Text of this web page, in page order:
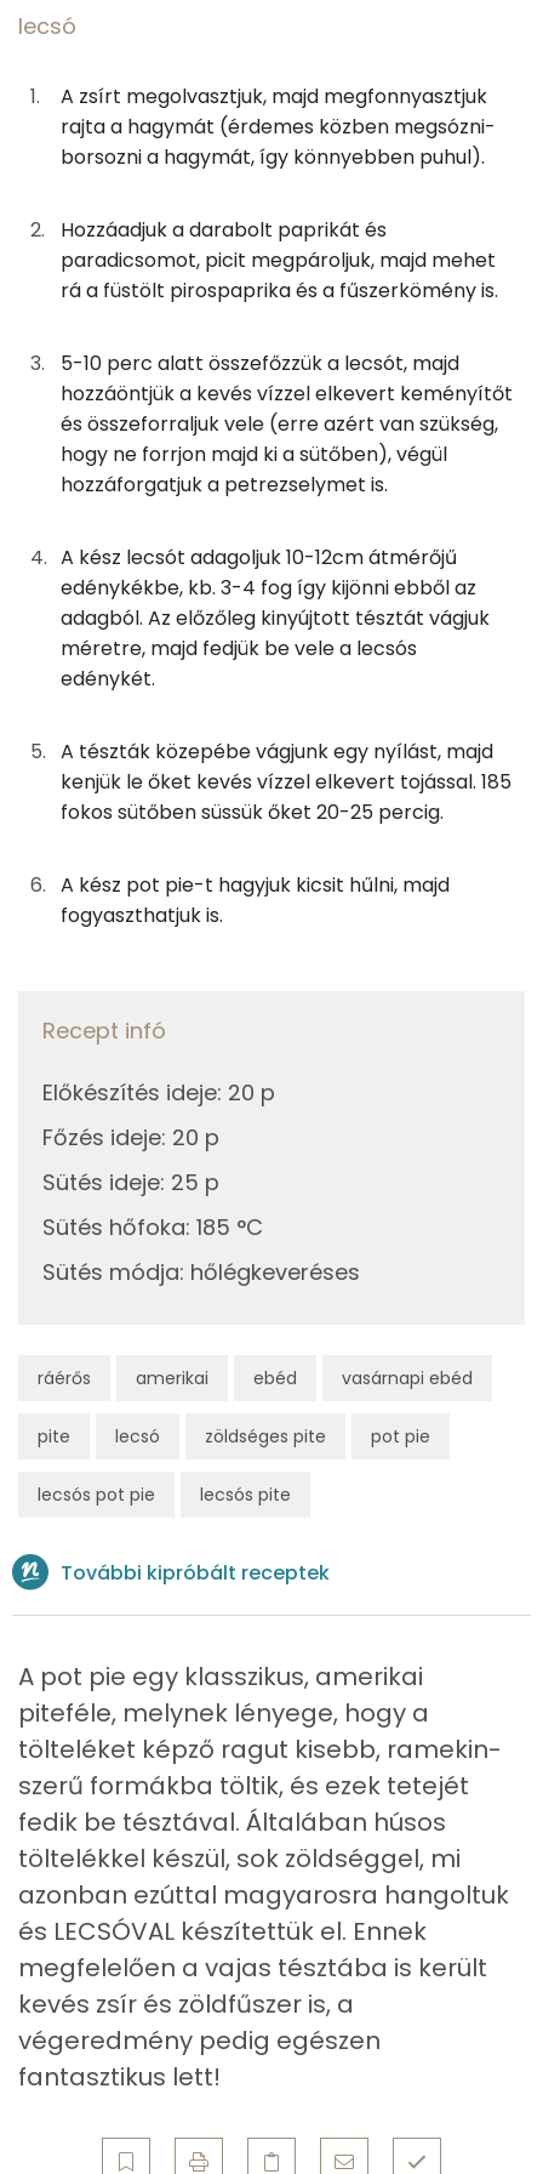
ráérős amerikai ebéd vasárnapi ebéd
pite lecsó zöldséges pite pot pie
lecsós pot pie lecsós pite
0g bors
0 kcal
75g tv-paprika
12 kcal
0gfüstölt pirospaprika
0 kcal
0g őrölt fűszerkömény
0 kcal
8gétkezési keményítő
29 kcal
1gpetrezselyem
0 kcal
14g tojás 17 kcal
Összesen 639 kcal
Összesen 10.6 g
Összesen
38.1 g
Egyszeresen telítetlen zsírsav:
15 g
Többszörösen telítetlen zsírsav
4 g
Koleszterin
Ásványi anyagok
Összesen
311.1 g
Cink
Kálcium
51 mg
Magnézium
37 mg
Szénhidrát
Összesen
Víz
Összesen
Vitaminok
Összesen
0
A vitamin (RAE):
205 micro
B6 vitamin:
0 mg
B12 Vitamin:
0 micro
E vitamin:
2 mg
C vitamin:
68 mg
D vitamin:
44 micro
K vitamin:
Tiamin - B1 vitamin:
lecsó
A zsírt megolvasztjuk, majd megfonnyasztjuk
rajta a hagymát (érdemes közben megsózni-
borsozni a hagymát, így könnyebben puhul).
Hozzáadjuk a darabolt paprikát és
paradicsomot, picit megpároljuk, majd mehet
rá a füstölt pirospaprika és a fűszerkömény is.
5-10 perc alatt összefőzzük a lecsót, majd
hozzáöntjük a kevés vízzel elkevert keményítőt
és összeforraljuk vele (erre azért van szükség,
hogy ne forrjon majd ki a sütőben), végül
hozzáforgatjuk a petrezselymet is.
A kész lecsót adagoljuk 10-12cm átmérőjű
edénykékbe, kb. 3-4 fog így kijönni ebből az
adagból. Az előzőleg kinyújtott tésztát vágjuk
méretre, majd fedjük be vele a lecsós
edénykét.
A tészták közepébe vágjunk egy nyílást, majd
kenjük le őket kevés vízzel elkevert tojással. 185
fokos sütőben süssük őket 20-25 percig.
A kész pot pie-t hagyjuk kicsit hűlni, majd
fogyaszthatjuk is.
Recept infó
Előkészítés ideje: 20 p
Főzés ideje: 20 p
Sütés ideje: 25 p
Sütés hőfoka: 185 °C
Sütés módja: hőlégkeveréses
További kipróbált receptek
A pot pie egy klasszikus, amerikai
piteféle, melynek lényege, hogy a
tölteléket képző ragut kisebb, ramekin-
szerű formákba töltik, és ezek tetejét
fedik be tésztával. Általában húsos
töltelékkel készül, sok zöldséggel, mi
azonban ezúttal magyarosra hangoltuk
és LECSÓVAL készítettük el. Ennek
megfelelően a vajas tésztába is került
kevés zsír és zöldfűszer is, a
végeredmény pedig egészen
fantasztikus lett!